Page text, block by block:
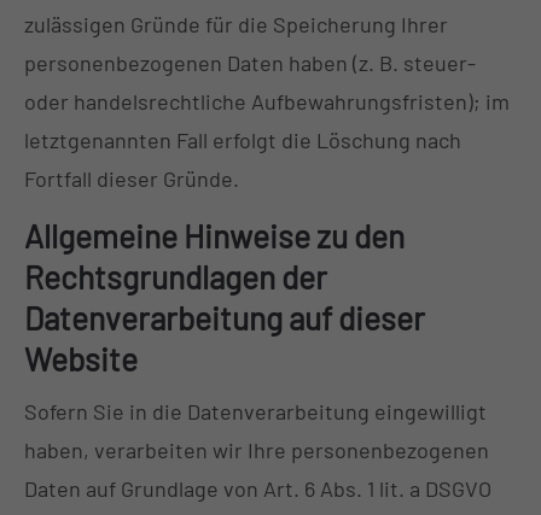
zulässigen Gründe für die Speicherung Ihrer
personenbezogenen Daten haben (z. B. steuer-
oder handelsrechtliche Aufbewahrungsfristen); im
letztgenannten Fall erfolgt die Löschung nach
Fortfall dieser Gründe.
Allgemeine Hinweise zu den
Rechtsgrundlagen der
Datenverarbeitung auf dieser
Website
Sofern Sie in die Datenverarbeitung eingewilligt
haben, verarbeiten wir Ihre personenbezogenen
Daten auf Grundlage von Art. 6 Abs. 1 lit. a DSGVO